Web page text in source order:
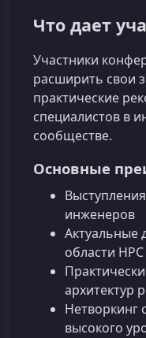
Что дает
Участники
расширить свои
практические
специалистов в
сообществе.
Основные
инженеров
Актуальные
области
архитектур
Нетворкинг
высокого